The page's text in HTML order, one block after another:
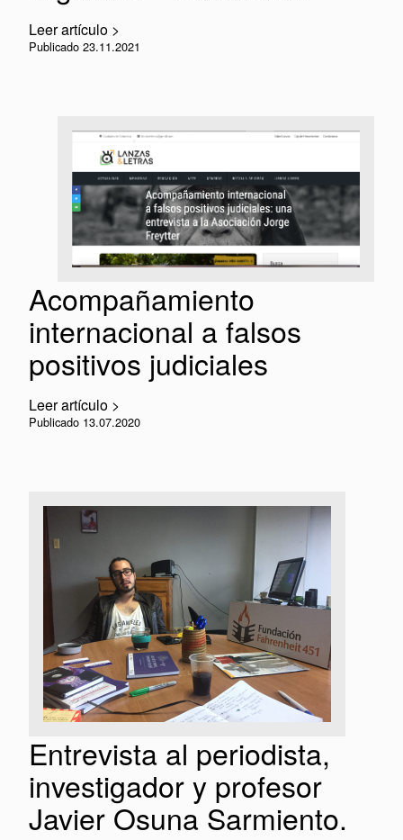
Leer artículo >
Publicado 23.11.2021
Acompañamiento
internacional a falsos
positivos judiciales
Leer artículo >
Publicado 13.07.2020
Entrevista al periodista,
investigador y profesor
Javier Osuna Sarmiento.